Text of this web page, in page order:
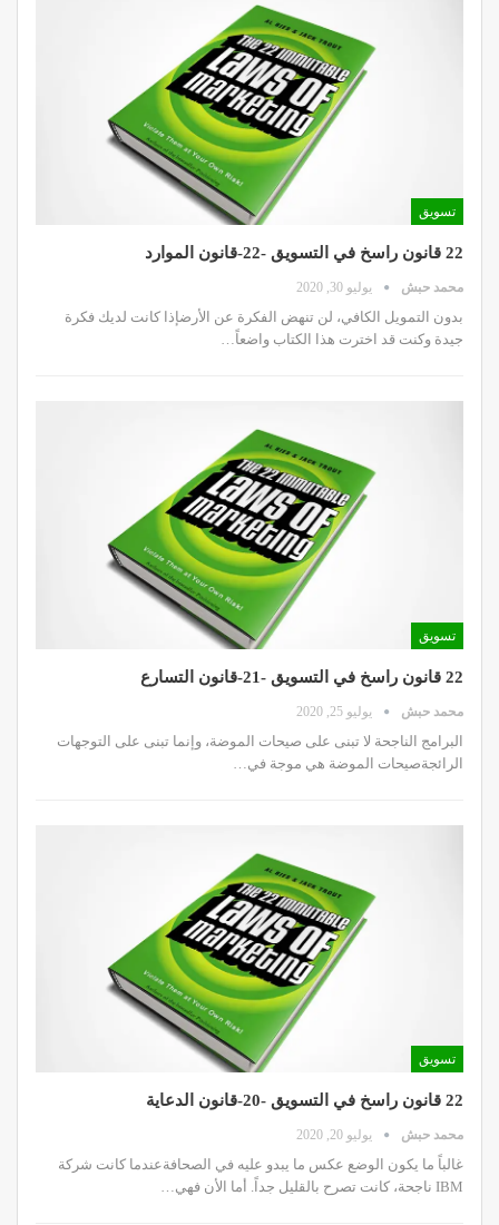
تسويق
22 قانون راسخ في التسويق -22-قانون الموارد
محمد حبش يوليو 30, 2020
بدون التمويل الكافي، لن تنهض الفكرة عن الأرضإذا كانت لديك فكرة
جيدة وكنت قد اخترت هذا الكتاب واضعاً…
تسويق
22 قانون راسخ في التسويق -21-قانون التسارع
محمد حبش يوليو 25, 2020
البرامج الناجحة لا تبنى على صيحات الموضة، وإنما تبنى على التوجهات
الرائجةصيحات الموضة هي موجة في…
تسويق
22 قانون راسخ في التسويق -20-قانون الدعاية
محمد حبش يوليو 20, 2020
غالباً ما يكون الوضع عكس ما يبدو عليه في الصحافةعندما كانت شركة
IBM ناجحة، كانت تصرح بالقليل جداً. أما الأن فهي…